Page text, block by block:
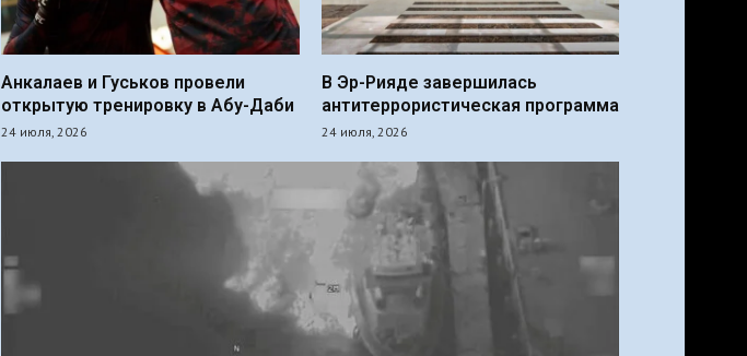
Анкалаев и Гуськов провели
открытую тренировку в Абу-Даби
24 июля, 2026
В Эр-Рияде завершилась
антитеррористическая программа
24 июля, 2026